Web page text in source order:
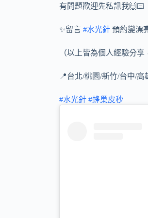
有問題歡迎先私訊我🙌🏻
✨留言 #水光針 預約變漂
（以上皆為個人經驗分
📍台北/桃園/新竹/台中/
#水光針 #蜂巢皮秒